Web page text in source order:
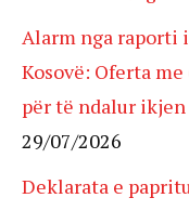
Alarm nga raporti
Kosovë: Oferta
për të ndalur
29/07/2026
Deklarata e